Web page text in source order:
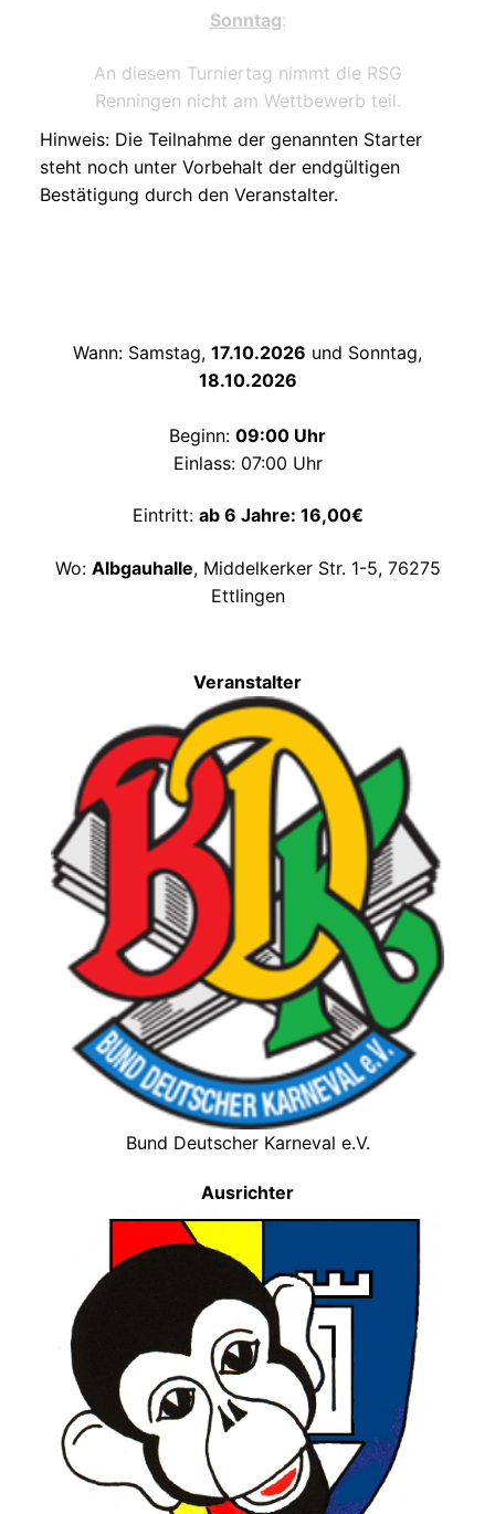
Sonntag:
An diesem Turniertag nimmt die RSG
Renningen nicht am Wettbewerb teil.
Hinweis: Die Teilnahme der genannten Starter
steht noch unter Vorbehalt der endgültigen
Bestätigung durch den Veranstalter.
Wann: Samstag, 17.10.2026 und Sonntag,
18.10.2026
Beginn: 09:00 Uhr
Einlass: 07:00 Uhr
Eintritt: ab 6 Jahre: 16,00€
Wo: Albgauhalle, Middelkerker Str. 1-5, 76275
Ettlingen
Veranstalter
Bund Deutscher Karneval e.V.
Ausrichter